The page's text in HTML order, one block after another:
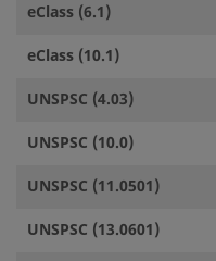
eClass (6.1)
eClass (10.1)
UNSPSC (4.03)
UNSPSC (10.0)
UNSPSC (11.0501)
UNSPSC (13.0601)